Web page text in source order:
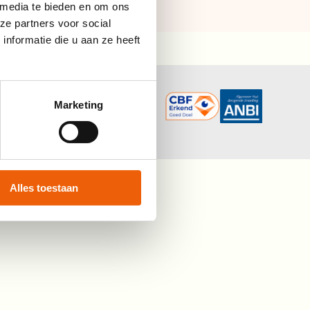
te bieden en om ons
partners voor social
die u aan ze heeft
Marketing
Alles toestaan
MS Fonds